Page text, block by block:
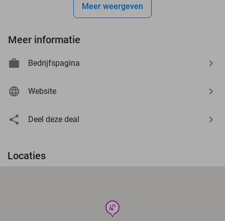
Meer weergeven
Meer informatie
Bedrijfspagina
Website
Deel deze deal
Locaties
wellness